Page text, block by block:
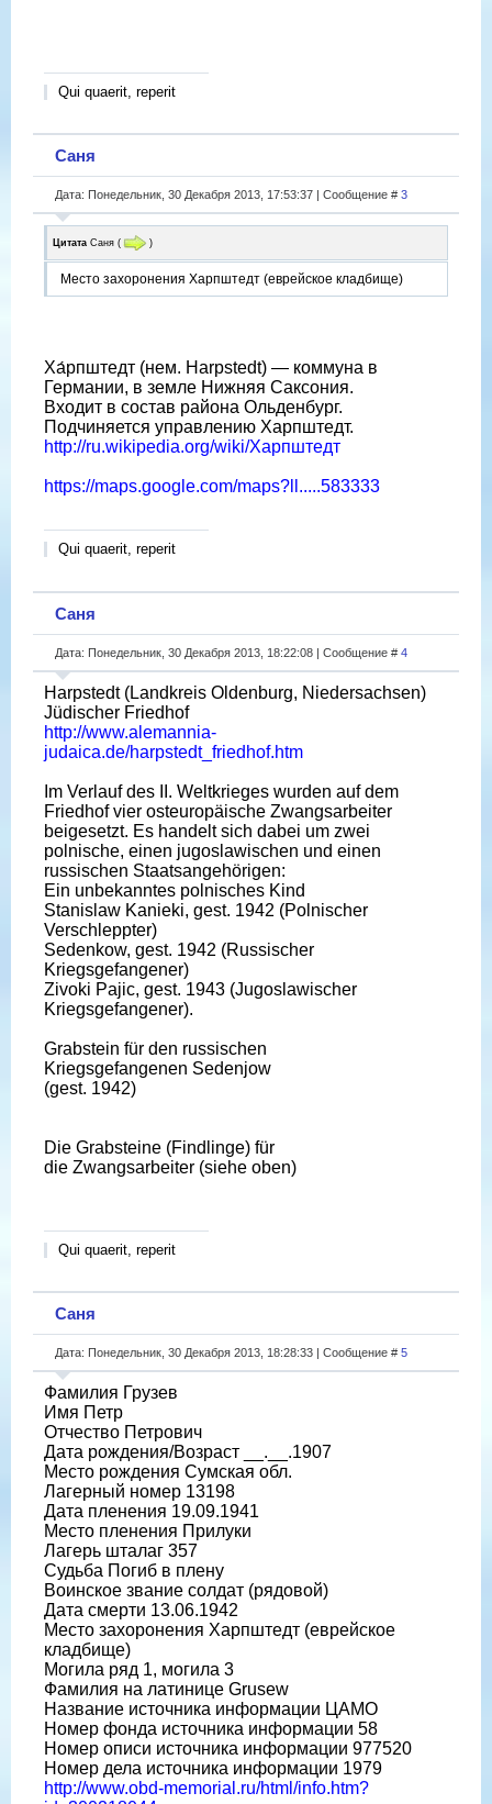
Qui quaerit, reperit
Саня
Дата: Понедельник, 30 Декабря 2013, 17:53:37 | Сообщение # 3
Цитата Саня ( )
Место захоронения Харпштедт (еврейское кладбище)
Ха́рпштедт (нем. Harpstedt) — коммуна в
Германии, в земле Нижняя Саксония.
Входит в состав района Ольденбург.
Подчиняется управлению Харпштедт.
http://ru.wikipedia.org/wiki/Харпштедт
https://maps.google.com/maps?ll.....583333
Qui quaerit, reperit
Саня
Дата: Понедельник, 30 Декабря 2013, 18:22:08 | Сообщение # 4
Harpstedt (Landkreis Oldenburg, Niedersachsen)
Jüdischer Friedhof
http://www.alemannia-
judaica.de/harpstedt_friedhof.htm
Im Verlauf des II. Weltkrieges wurden auf dem
Friedhof vier osteuropäische Zwangsarbeiter
beigesetzt. Es handelt sich dabei um zwei
polnische, einen jugoslawischen und einen
russischen Staatsangehörigen:
Ein unbekanntes polnisches Kind
Stanislaw Kanieki, gest. 1942 (Polnischer
Verschleppter)
Sedenkow, gest. 1942 (Russischer
Kriegsgefangener)
Zivoki Pajic, gest. 1943 (Jugoslawischer
Kriegsgefangener).
Grabstein für den russischen
Kriegsgefangenen Sedenjow
(gest. 1942)
Die Grabsteine (Findlinge) für
die Zwangsarbeiter (siehe oben)
Qui quaerit, reperit
Саня
Дата: Понедельник, 30 Декабря 2013, 18:28:33 | Сообщение # 5
Фамилия Грузев
Имя Петр
Отчество Петрович
Дата рождения/Возраст __.__.1907
Место рождения Сумская обл.
Лагерный номер 13198
Дата пленения 19.09.1941
Место пленения Прилуки
Лагерь шталаг 357
Судьба Погиб в плену
Воинское звание солдат (рядовой)
Дата смерти 13.06.1942
Место захоронения Харпштедт (еврейское
кладбище)
Могила ряд 1, могила 3
Фамилия на латинице Grusew
Название источника информации ЦАМО
Номер фонда источника информации 58
Номер описи источника информации 977520
Номер дела источника информации 1979
http://www.obd-memorial.ru/html/info.htm?